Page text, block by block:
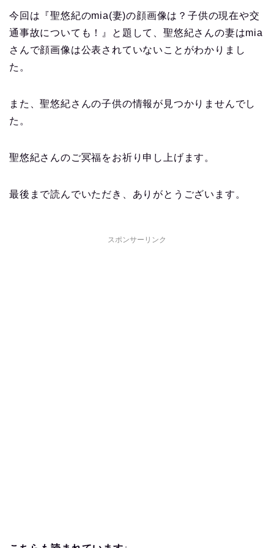
今回は『聖悠紀のmia(妻)の顔画像は？子供の現在や交
通事故についても！』と題して、聖悠紀さんの妻はmia
さんで顔画像は公表されていないことがわかりまし
た。
また、聖悠紀さんの子供の情報が見つかりませんでし
た。
聖悠紀さんのご冥福をお祈り申し上げます。
最後まで読んでいただき、ありがとうございます。
スポンサーリンク